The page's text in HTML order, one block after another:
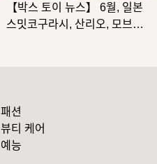
【박스 토이 뉴스】 6월, 일본
스밋코구라시, 산리오, 모브사
패션
뷰티 케어
예능